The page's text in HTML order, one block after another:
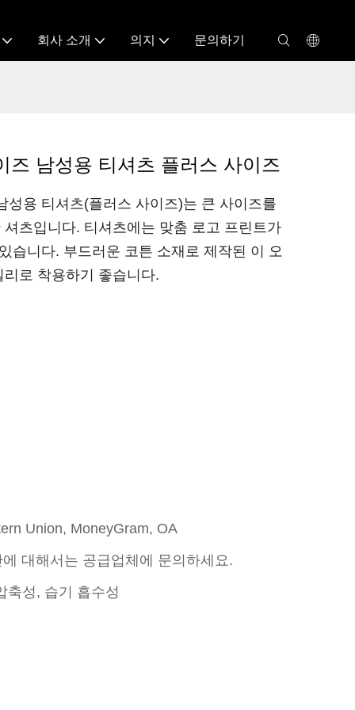
회사 소개 의지 문의하기
즈 남성용 티셔츠 플러스 사이즈
용 티셔츠(플러스 사이즈)는 큰 사이즈를
츠입니다. 티셔츠에는 맞춤 로고 프린트가
습니다. 부드러운 코튼 소재로 제작된 이 오
로 착용하기 좋습니다.
Union, MoneyGram, OA
대해서는 공급업체에 문의하세요.
축성, 습기 흡수성